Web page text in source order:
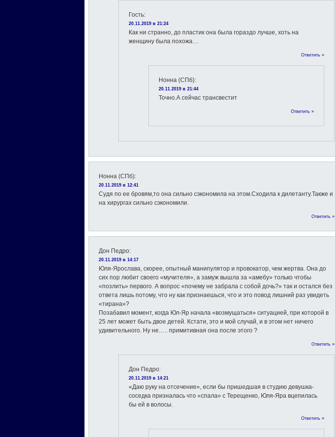
Гость:
20.11.2019 в 21:24
Как ни странно, до пластик она была гораздо лучше, хоть на
женщину была похожа…
Ответить »
Нонна (СПб):
20.11.2019 в 21:44
Точно.А сейчас трансвестит
Ответить »
Нонна (СПб):
20.11.2019 в 12:41
Судя по ее бровям,то она сильно сэкономила на этом.Сходила к дилетанту.Также и
на хирургах сильно сэкономили.
Ответить »
Дон Педро:
20.11.2019 в 14:17
Юля-Ярослава, скорее, опытный манипулятор и провокатор, чем жертва. Она до
сих пор любит своего «мучителя», а замуж вышла за «амебу» только чтобы
«позлить» первого. А вопрос «почему не забрала с собой дочь?» так и остался без
ответа лишь потому, что ну как признаешься, что и это повод лишний раз увидеть
«тирана»?
Позабавил момент, когда Юл-Яр начала «возмущаться» ситуацией, при которой в
25 лет может быть двое детей. Кстати, это и мой случай, и в этом нет ничего
удивительного. Ну не….. примитивная она после этого ?
Ответить »
Дон Педро:
20.11.2019 в 14:21
«Даю руку на отсечение», если бы пришедшая в студию девушка-
соседка призналась что «спала» с Терещенко, Юля-Яра вцепилась
бы ей в волосы.
Ответить »